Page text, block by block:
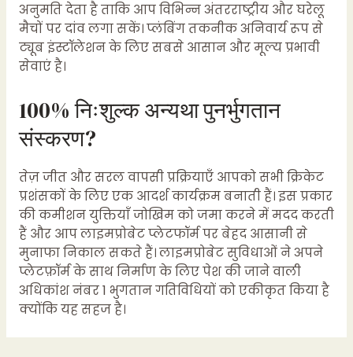
अनुमति देता है ताकि आप विभिन्न अंतरराष्ट्रीय और घरेलू
मैचों पर दांव लगा सकें। प्लंबिंग तकनीक अनिवार्य रूप से
ट्यूब इंस्टॉलेशन के लिए सबसे आसान और मूल्य प्रभावी
सेवाएं है।
100% निःशुल्क अन्यथा पुनर्भुगतान
संस्करण?
तेज़ जीत और सरल वापसी प्रक्रियाएँ आपको सभी क्रिकेट
प्रशंसकों के लिए एक आदर्श कार्यक्रम बनाती हैं। इस प्रकार
की कमीशन युक्तियाँ जोखिम को जमा करने में मदद करती
हैं और आप लाइमप्रोबेट प्लेटफॉर्म पर बेहद आसानी से
मुनाफा निकाल सकते हैं। लाइमप्रोबेट सुविधाओं ने अपने
प्लेटफ़ॉर्म के साथ निर्माण के लिए पेश की जाने वाली
अधिकांश नंबर 1 भुगतान गतिविधियों को एकीकृत किया है
क्योंकि यह सहज है।